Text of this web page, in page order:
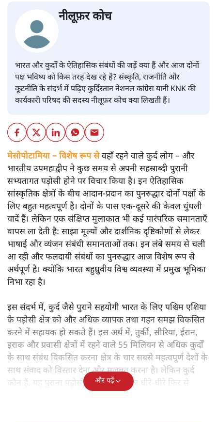
नीलूफ़र कोच
भारत और कुर्दों के ऐतिहासिक संबंधों की जड़ें क्या हैं और आज दोनों
पक्ष भविष्य को किस तरह देख रहे हैं? संस्कृति, राजनीति और
कूटनीति के संदर्भ में पढ़िए कुर्दिस्तान नेशनल कांग्रेस यानी KNK की
कार्यकारी परिषद की सदस्य नीलूफ़र कोच क्या लिखती हैं।
मेसोपोटामिया – विशेष रूप सेवहाँ रहने वाले कुर्द लोग – और
भारतीय उपमहाद्वीप ने कुछ समय से अपनी सहस्राब्दी पुरानी
सभ्यतागत पड़ोसी होने पर विचार किया है। इन ऐतिहासिक
सांस्कृतिक क्षेत्रों के बीच आदान-प्रदान का पुनरुद्धार दोनों पक्षों के
लिए बहुत महत्वपूर्ण है। दोनों के पास एक-दूसरे की केवल धुंधली
यादें हैं। लेकिन एक संक्षिप्त मुलाकात भी कई पारंपरिक समानताएँ
वापस ला देती है: साझा मूल्यों और दार्शनिक दृष्टिकोणों से लेकर
भाषाई और व्यंजन संबंधी समानताओं तक। इन लंबे समय से चली
आ रही और फलदायी संबंधों का पुनरुद्धार आज विशेष रूप से
अर्थपूर्ण है। क्योंकि भारत बहुध्रुवीय विश्व व्यवस्था में प्रमुख भूमिका
निभा रहा है।
इस संदर्भ में, कुर्द जैसे पुराने सहयोगी भारत के लिए पश्चिम एशिया
के पड़ोसी क्षेत्र को और अधिक व्यापक तथा गहन समझ विकसित
करने में सहायक हो सकते हैं। इस अर्थ में, तुर्की, सीरिया, ईरान,
इराक और प्रवासी क्षेत्रों में रहने वाले 55 मिलियन से अधिक कुर्दों
के साथ संबंध विकसित करना क्षेत्र के चार सबसे महत्वपूर्ण देशों के
साथ संवाद को विस्तार देना और मजबूत करना है। लेकिन कुर्द
कौन हैं, यह पुराना पड़ोसी जिसे भारत आज धीरे-धीरे फिर से
और पढ़ें